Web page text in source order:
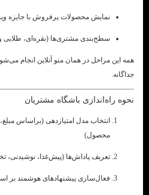
نمایش محصولات پرفروش با جایزه
سطح‌بندی مشتری‌ها (نقره‌ای،
همه این مراحل در همان منو آنلاین انجام
جداگانه.
نحوه راه‌اندازی باشگاه مشتریان
انتخاب مدل امتیازدهی (براساس
محصول)
تعریف پاداش‌ها (پیش‌غذا، نوشیدنی،
فعال‌سازی پیشنهادهای هوشمند بر